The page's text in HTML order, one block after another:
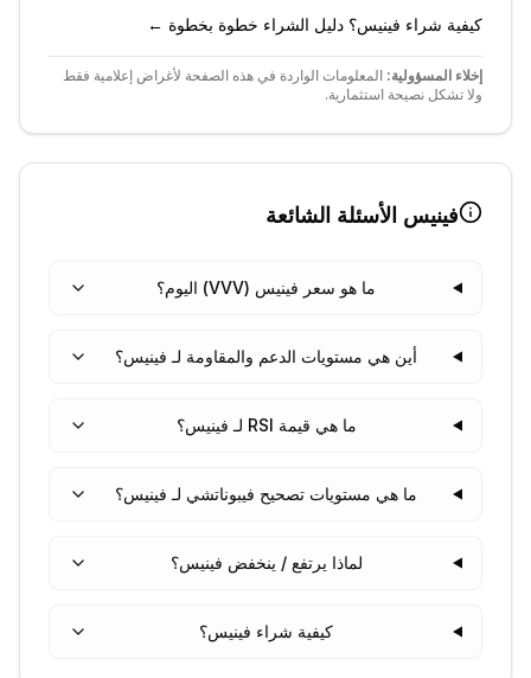
كيفية شراء فينيس؟ دليل الشراء خطوة بخطوة ←
إخلاء المسؤولية: المعلومات الواردة في هذه الصفحة لأغراض إعلامية فقط
ولا تشكل نصيحة استثمارية.
فينيس الأسئلة الشائعة
ما هو سعر فينيس (VVV) اليوم؟
أين هي مستويات الدعم والمقاومة لـ فينيس؟
ما هي قيمة RSI لـ فينيس؟
ما هي مستويات تصحيح فيبوناتشي لـ فينيس؟
لماذا يرتفع / ينخفض فينيس؟
كيفية شراء فينيس؟